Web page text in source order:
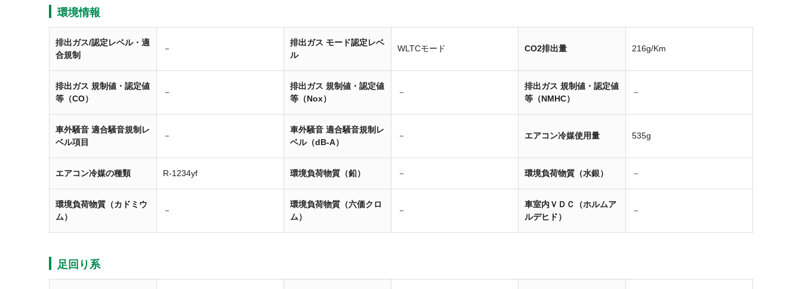
環境情報
排出ガス/認定レベル・適
合規制
－
排出ガス モード認定レベ
ル
WLTCモード CO2排出量 216g/Km
排出ガス 規制値・認定値
等（CO）
－
排出ガス 規制値・認定値
等（Nox）
－
排出ガス 規制値・認定値
等（NMHC）
－
車外騒音 適合騒音規制レ
ベル項目
－
車外騒音 適合騒音規制レ
ベル（dB-A）
－ エアコン冷媒使用量 535g
エアコン冷媒の種類 R-1234yf 環境負荷物質（鉛） － 環境負荷物質（水銀） －
環境負荷物質（カドミウ
ム）
－
環境負荷物質（六価クロ
ム）
－
車室内ＶＤＣ（ホルムア
ルデヒド）
－
足回り系